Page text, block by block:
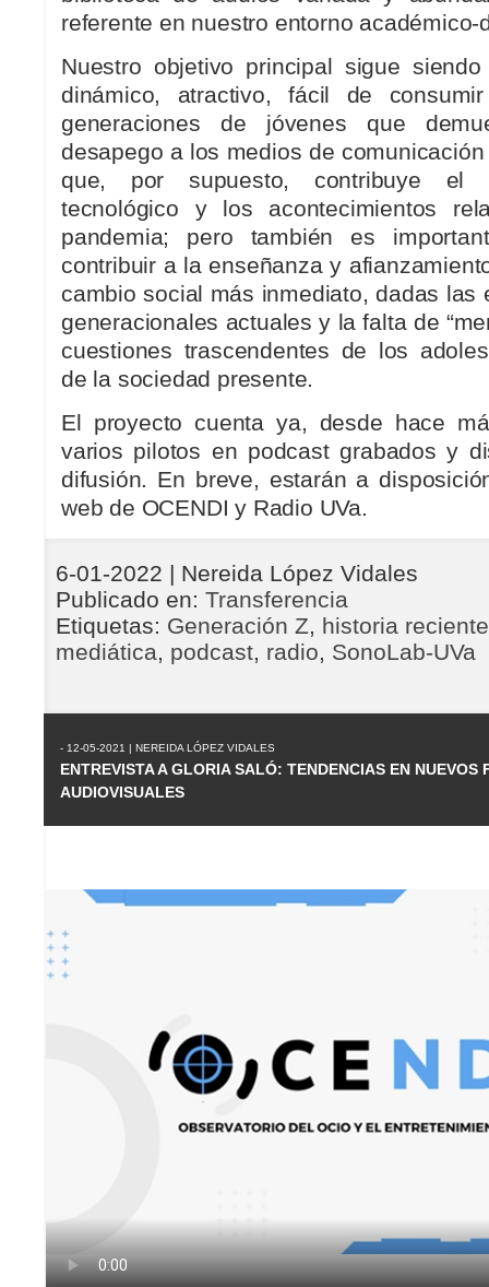
referente en nuestro entorno académico-
Nuestro objetivo principal sigue
dinámico, atractivo, fácil de
generaciones de jóvenes que
desapego a los medios de
que, por supuesto, contribuye el
tecnológico y los acontecimientos
pandemia; pero también es
contribuir a la enseñanza y
cambio social más inmediato, dadas las
generacionales actuales y la falta de
cuestiones trascendentes de los
de la sociedad presente.
El proyecto cuenta ya, desde hace
varios pilotos en podcast grabados y
difusión. En breve, estarán a
web de OCENDI y Radio UVa.
6-01-2022 | Nereida López Vidales
Publicado en: Transferencia
Etiquetas: Generación Z, historia reciente
mediática, podcast, radio, SonoLab-UVa
- 12-05-2021 | NEREIDA LÓPEZ VIDALES
ENTREVISTA A GLORIA SALÓ: TENDENCIAS EN NUEVOS
AUDIOVISUALES